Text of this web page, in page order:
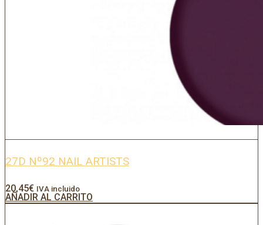
27D Nº92 NAIL ARTISTS
20,45€ IVA incluido
AÑADIR AL CARRITO